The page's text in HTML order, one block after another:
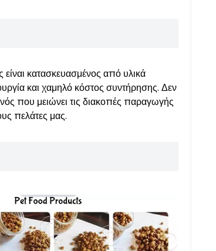
κατασκευασμένος από υλικά
και χαμηλό κόστος συντήρησης. Δεν
που μειώνει τις διακοπές παραγωγής
πελάτες μας.